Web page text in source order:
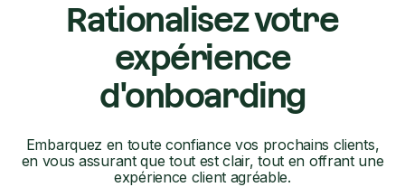
Rationalisez votre
expérience
d'onboarding
Embarquez en toute confiance vos prochains clients,
en vous assurant que tout est clair, tout en offrant une
expérience client agréable.